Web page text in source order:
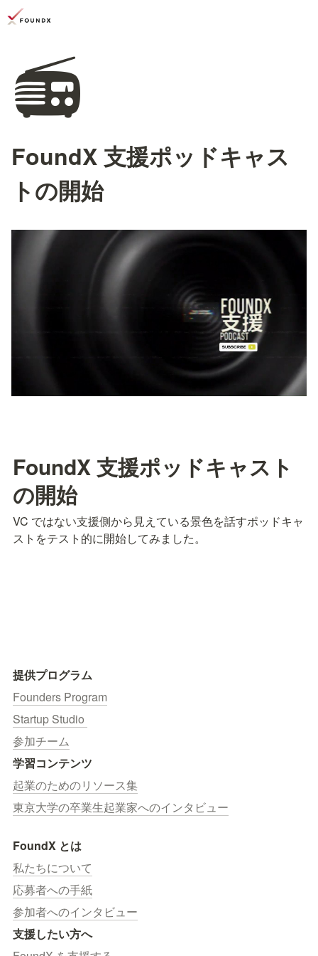
📻
FoundX 支援ポッドキャス
トの開始
FoundX 支援ポッドキャスト
の開始
VC ではない支援側から見えている景色を話すポッドキャ
ストをテスト的に開始してみました。
提供プログラム
Founders Program
Startup Studio
参加チーム
学習コンテンツ
起業のためのリソース集
東京大学の卒業生起業家へのインタビュー
FoundX とは
私たちについて
応募者への手紙
参加者へのインタビュー
支援したい方へ